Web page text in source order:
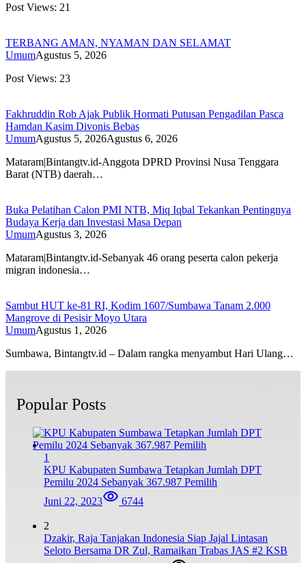
Post Views: 21
TERBANG AMAN, NYAMAN DAN SELAMAT
UmumAgustus 5, 2026
Post Views: 23
Fakhruddin Rob Ajak Publik Hormati Putusan Pengadilan Pasca
Hamdan Kasim Divonis Bebas
UmumAgustus 5, 2026Agustus 6, 2026
Mataram|Bintangtv.id-Anggota DPRD Provinsi Nusa Tenggara
Barat (NTB) daerah…
Buka Pelatihan Calon PMI NTB, Miq Iqbal Tekankan Pentingnya
Budaya Kerja dan Investasi Masa Depan
UmumAgustus 3, 2026
Mataram|Bintangtv.id-Sebanyak 46 orang peserta calon pekerja
migran indonesia…
Sambut HUT ke-81 RI, Kodim 1607/Sumbawa Tanam 2.000
Mangrove di Pesisir Moyo Utara
UmumAgustus 1, 2026
Sumbawa, Bintangtv.id – Dalam rangka menyambut Hari Ulang…
Popular Posts
1
KPU Kabupaten Sumbawa Tetapkan Jumlah DPT
Pemilu 2024 Sebanyak 367.987 Pemilih
Juni 22, 2023
6744
2
Dzakir, Raja Tanjakan Indonesia Siap Jajal Lintasan
Seloto Bersama DR Zul, Ramaikan Trabas JAS #2 KSB